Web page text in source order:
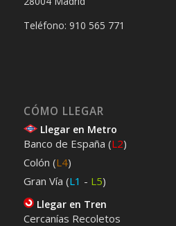
Teléfono: 910 565 771
CÓMO LLEGAR
Llegar en Metro
Banco de España (L2)
Colón (L4)
Gran Vía (L1 - L5)
Llegar en Tren
Cercanías Recoletos